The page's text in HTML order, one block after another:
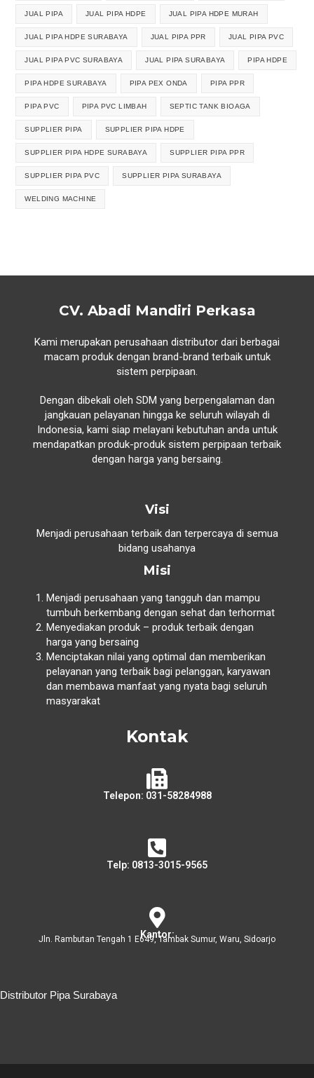
JUAL PIPA JUAL PIPA HDPE JUAL PIPA HDPE MURAH
JUAL PIPA HDPE SURABAYA JUAL PIPA PPR JUAL PIPA PVC
JUAL PIPA PVC SURABAYA JUAL PIPA SURABAYA PIPA HDPE
PIPA HDPE SURABAYA PIPA PEX ONDA PIPA PPR
PIPA PVC PIPA PVC LIMBAH SEPTIC TANK BIOAGA
SUPPLIER PIPA SUPPLIER PIPA HDPE
SUPPLIER PIPA HDPE SURABAYA SUPPLIER PIPA PPR
SUPPLIER PIPA PVC SUPPLIER PIPA SURABAYA
WELDING MACHINE
CV. Abadi Mandiri Perkasa
Kami merupakan perusahaan distributor dari berbagai
macam produk dengan brand-brand terbaik untuk
sistem perpipaan.
Dengan dibekali oleh SDM yang berpengalaman dan
jangkauan pelayanan hingga ke seluruh wilayah di
Indonesia, kami siap melayani kebutuhan anda untuk
mendapatkan produk-produk sistem perpipaan terbaik
dengan harga yang bersaing.
Visi
Menjadi perusahaan terbaik dan terpercaya di semua
bidang usahanya
Misi
Menjadi perusahaan yang tangguh dan mampu
tumbuh berkembang dengan sehat dan terhormat
Menyediakan produk – produk terbaik dengan
harga yang bersaing
Menciptakan nilai yang optimal dan memberikan
pelayanan yang terbaik bagi pelanggan, karyawan
dan membawa manfaat yang nyata bagi seluruh
masyarakat
Kontak
Telepon: 031-58284988
Telp: 0813-3015-9565
Kantor:
Jln. Rambutan Tengah 1 E649, Tambak Sumur, Waru, Sidoarjo
Distributor Pipa Surabaya
Advertising Surabaya